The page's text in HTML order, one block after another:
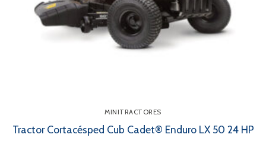
MINITRACTORES
Tractor Cortacésped Cub Cadet® Enduro LX 50 24 HP